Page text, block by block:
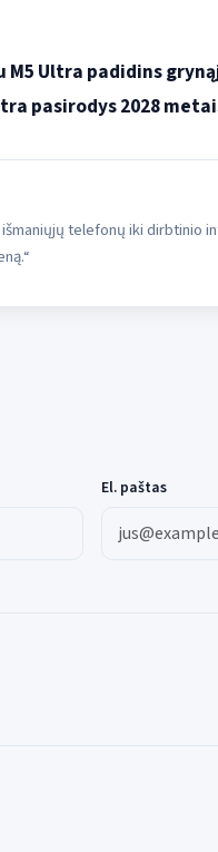
M5 Ultra padidins
pasirodys 2028
telefonų iki dirbtinio
El. paštas